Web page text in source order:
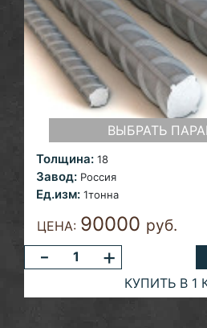
ВЫБРАТЬ
Толщина: 18
Завод: Россия
Ед.изм: 1тонна
ЦЕНА: 90000 руб.
- +
КУПИТЬ В 1